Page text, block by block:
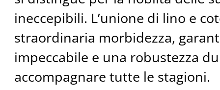
ineccepibili. L’unione di lino e
straordinaria morbidezza,
impeccabile e una robustezza
accompagnare tutte le stagioni.